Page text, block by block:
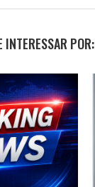
INTERESSAR POR: